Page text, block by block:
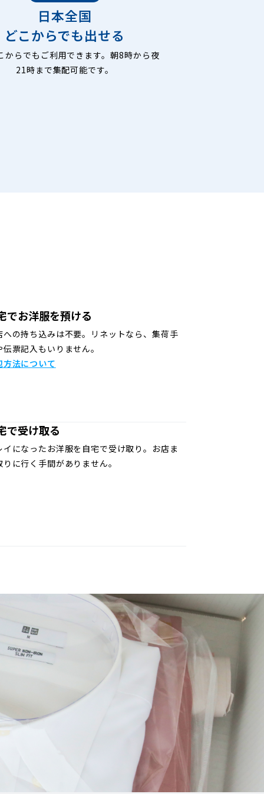
日本全国
どこからでも出せる
からでもご利用できます。朝8時から夜
21時まで集配可能です。
でお洋服を預ける
への持ち込みは不要。リネットなら、集荷手
伝票記入もいりません。
方法について
で受け取る
イになったお洋服を自宅で受け取り。お店ま
りに行く手間がありません。